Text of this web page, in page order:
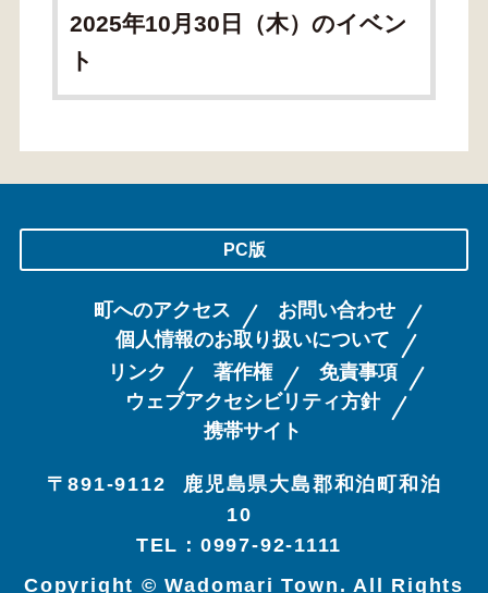
2025年10月30日（木）のイベン
ト
PC版
町へのアクセス
お問い合わせ
個人情報のお取り扱いについて
リンク
著作権
免責事項
ウェブアクセシビリティ方針
携帯サイト
〒891-9112
鹿児島県大島郡和泊町和泊
10
TEL：0997-92-1111
Copyright © Wadomari Town. All Rights